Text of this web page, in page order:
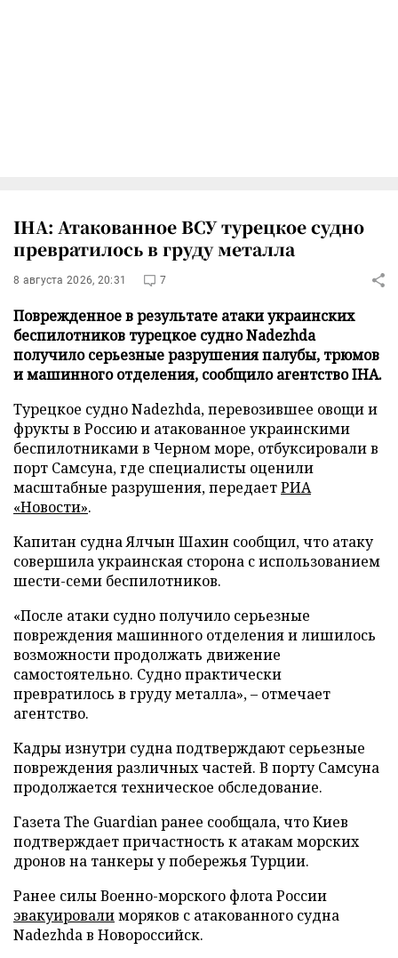
IHA: Атакованное ВСУ турецкое судно
превратилось в груду металла
8 августа 2026, 20:31 7
Поврежденное в результате атаки украинских
беспилотников турецкое судно Nadezhda
получило серьезные разрушения палубы, трюмов
и машинного отделения, сообщило агентство IHA.
Турецкое судно Nadezhda, перевозившее овощи и
фрукты в Россию и атакованное украинскими
беспилотниками в Черном море, отбуксировали в
порт Самсуна, где специалисты оценили
масштабные разрушения, передаетРИА
«Новости».
Капитан судна Ялчын Шахин сообщил, что атаку
совершила украинская сторона с использованием
шести-семи беспилотников.
«После атаки судно получило серьезные
повреждения машинного отделения и лишилось
возможности продолжать движение
самостоятельно. Судно практически
превратилось в груду металла», – отмечает
агентство.
Кадры изнутри судна подтверждают серьезные
повреждения различных частей. В порту Самсуна
продолжается техническое обследование.
Газета The Guardian ранее сообщала, что Киев
подтверждает причастность к атакам морских
дронов на танкеры у побережья Турции.
Ранее силы Военно-морского флота России
эвакуировалиморяков с атакованного судна
Nadezhda в Новороссийск.